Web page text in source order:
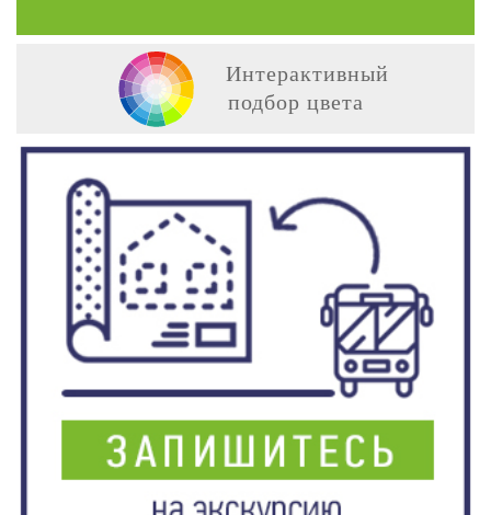
Интерактивный
подбор цвета